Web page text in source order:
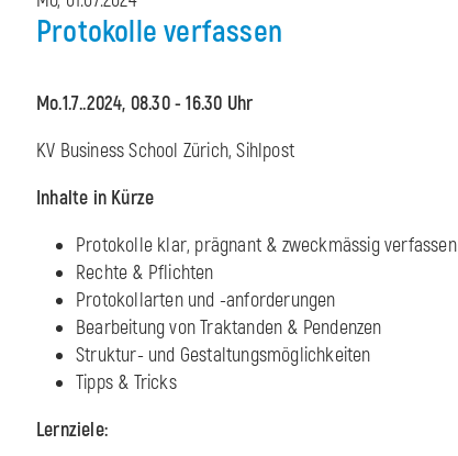
Protokolle verfassen
Mo.1.7..2024, 08.30 - 16.30 Uhr
KV Business School Zürich, Sihlpost
Inhalte in Kürze
Protokolle klar, prägnant & zweckmässig verfassen
Rechte & Pflichten
Protokollarten und -anforderungen
Bearbeitung von Traktanden & Pendenzen
Struktur- und Gestaltungsmöglichkeiten
Tipps & Tricks
Lernziele: